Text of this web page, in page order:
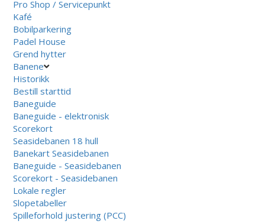
Pro Shop / Servicepunkt
Kafé
Bobilparkering
Padel House
Grend hytter
Banene
Historikk
Bestill starttid
Baneguide
Baneguide - elektronisk
Scorekort
Seasidebanen 18 hull
Banekart Seasidebanen
Baneguide - Seasidebanen
Scorekort - Seasidebanen
Lokale regler
Slopetabeller
Spilleforhold justering (PCC)